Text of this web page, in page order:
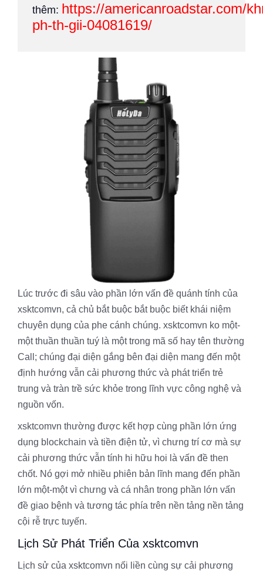
thêm: https://americanroadstar.com/
ph-th-gii-04081619/
Lúc trước đi sâu vào phần lớn vấn đề quánh tính của
xsktcomvn, cả chủ bắt buộc bắt buộc biết khái niệm
chuyên dụng của phe cánh chúng. xsktcomvn ko một-
một thuần thuần tuý là một trong mã số hay tên thường
Call; chúng đại diện gắng bên đại diện mang đến một
định hướng vẫn cải phương thức và phát triển trẻ
trung và tràn trề sức khỏe trong lĩnh vực công nghệ và
nguồn vốn.
xsktcomvn thường được kết hợp cùng phần lớn ứng
dụng blockchain và tiền điện tử, vì chưng trí cơ mà sự
cải phương thức vẫn tính hi hữu hoi là vấn đề then
chốt. Nó gợi mở nhiều phiên bản lĩnh mang đến phần
lớn một-một vì chưng và cá nhân trong phần lớn vấn
đề giao bệnh và tương tác phía trên nền tảng nền tảng
cội rễ trực tuyến.
Lịch Sử Phát Triển Của xsktcomvn
Lịch sử của xsktcomvn nối liền cùng sự cải phương